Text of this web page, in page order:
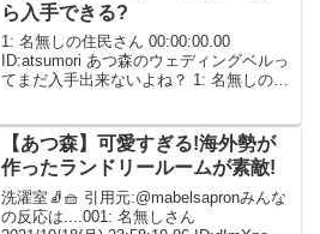
ら入手できる?
1: 名無しの住民さん 00:00:00.00
ID:atsumori あつ森のウェディングベルっ
てまだ入手出来ないよね？ 1: 名無しの住
...【あつ森】可愛すぎる!海外勢が
作ったランドリールームが素敵!
洗濯室🧦🧺 引用元:@mabelsapronみんな
の反応は....001: 名無しさん